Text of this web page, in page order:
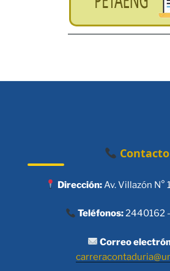
Contacto
Dirección:Av. Villazón N°
Teléfonos:2440162
Correo